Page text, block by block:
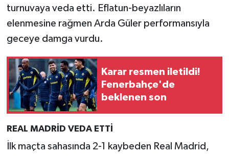
turnuvaya veda etti. Eflatun-beyazlıların
elenmesine rağmen Arda Güler performansıyla
geceye damga vurdu.
Karar resmen iletildi!
Fenerbahçe'de
beklenen son
REAL MADRİD VEDA ETTİ
İlk maçta sahasında 2-1 kaybeden Real Madrid,